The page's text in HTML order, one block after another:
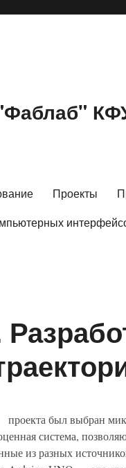
Проекты
проекта был выбран
система,
из разных